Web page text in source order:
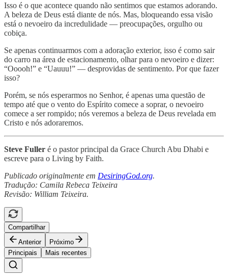
Isso é o que acontece quando não sentimos que estamos adorando.
A beleza de Deus está diante de nós. Mas, bloqueando essa visão
está o nevoeiro da incredulidade — preocupações, orgulho ou
cobiça.
Se apenas continuarmos com a adoração exterior, isso é como sair
do carro na área de estacionamento, olhar para o nevoeiro e dizer:
“Ooooh!” e “Uauuu!” — desprovidas de sentimento. Por que fazer
isso?
Porém, se nós esperarmos no Senhor, é apenas uma questão de
tempo até que o vento do Espírito comece a soprar, o nevoeiro
comece a ser rompido; nós veremos a beleza de Deus revelada em
Cristo e nós adoraremos.
Steve Fuller é o pastor principal da Grace Church Abu Dhabi e
escreve para o Living by Faith.
Publicado originalmente em DesiringGod.org.
Tradução: Camila Rebeca Teixeira
Revisão: William Teixeira.
Compartilhar
Anterior
Próximo
Principais
Mais recentes